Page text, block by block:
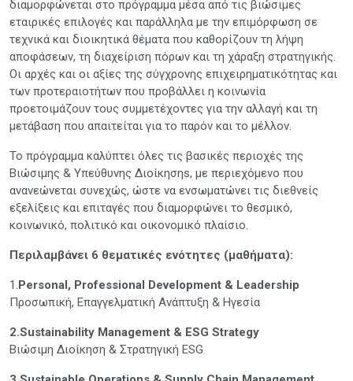
διαμορφώνεται στο πρόγραμμα μέσα από τις βιώσιμες
εταιρικές επιλογές και παράλληλα με την επιμόρφωση σε
τεχνικά και διοικητικά θέματα που καθορίζουν τη λήψη
αποφάσεων, τη διαχείριση πόρων και τη χάραξη στρατηγικής.
Οι αρχές και οι αξίες της σύγχρονης επιχειρηματικότητας και
των προτεραιοτήτων που προβάλλει η κοινωνία
προετοιμάζουν τους συμμετέχοντες για την αλλαγή και τη
μετάβαση που απαιτείται για το παρόν και το μέλλον.
Το πρόγραμμα καλύπτει όλες τις βασικές περιοχές της
Βιώσιμης & Υπεύθυνης Διοίκησηs, με περιεχόμενο που
ανανεώνεται συνεχώς, ώστε να ενσωματώνει τις διεθνείς
εξελίξεις και επιταγές που διαμορφώνει το θεσμικό,
κοινωνικό, πολιτικό και οικονομικό πλαίσιο.
Περιλαμβάνει 6 θεματικές ενότητες (μαθήματα):
1.Personal, Professional Development & Leadership
Προσωπική, Επαγγελματική Ανάπτυξη & Ηγεσία
2.Sustainability Management & ESG Strategy
Βιώσιμη Διοίκηση & Στρατηγική ESG